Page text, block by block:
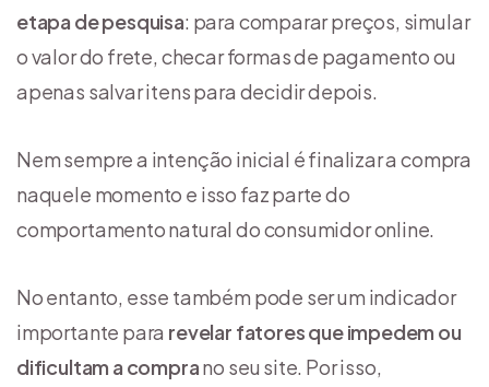
etapa de pesquisa: para comparar preços, simular
o valor do frete, checar formas de pagamento ou
apenas salvar itens para decidir depois.
Nem sempre a intenção inicial é finalizar a compra
naquele momento e isso faz parte do
comportamento natural do consumidor online.
No entanto, esse também pode ser um indicador
importante para revelar fatores que impedem ou
dificultam a comprano seu site. Por isso,